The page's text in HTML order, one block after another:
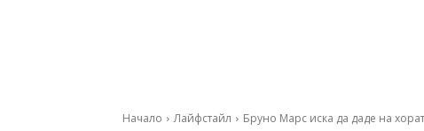
Начало Лайфстайл Бруно Марс иска да даде на